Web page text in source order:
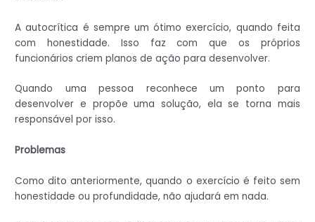
A autocrítica é sempre um ótimo exercício, quando feita
com honestidade. Isso faz com que os próprios
funcionários criem planos de ação para desenvolver.
Quando uma pessoa reconhece um ponto para
desenvolver e propõe uma solução, ela se torna mais
responsável por isso.
Problemas
Como dito anteriormente, quando o exercício é feito sem
honestidade ou profundidade, não ajudará em nada.